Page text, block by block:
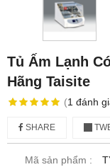
Tủ Ấm Lạnh
Hãng Taisite
(1 đánh
SHARE
Mã sản phẩm :